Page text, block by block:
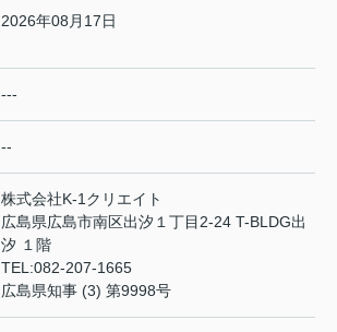
2026年08月17日
---
--
株式会社K-1クリエイト
広島県広島市南区出汐１丁目2-24 T-BLDG出
汐 １階
TEL:082-207-1665
広島県知事 (3) 第9998号